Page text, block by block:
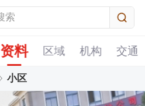
资料 区域 机构 交通
小区